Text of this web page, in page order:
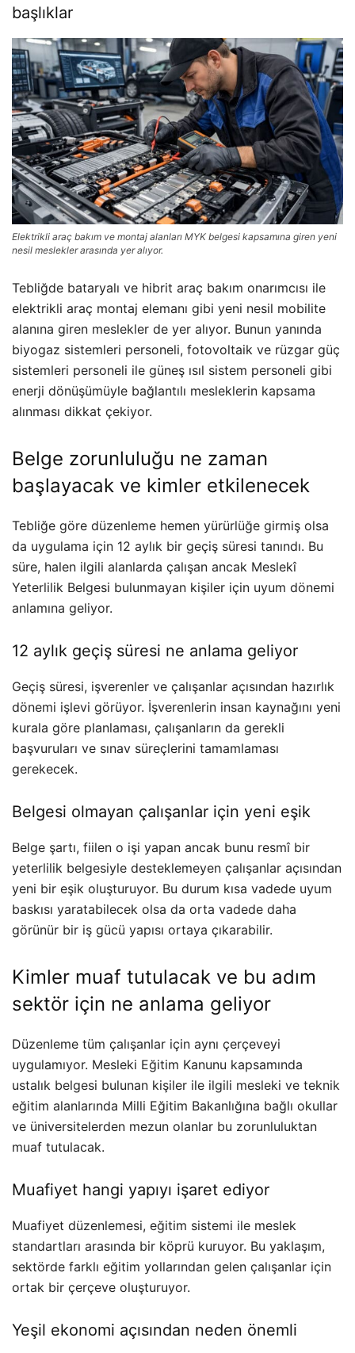
başlıklar
Elektrikli araç bakım ve montaj alanları MYK belgesi kapsamına giren yeni
nesil meslekler arasında yer alıyor.
Tebliğde bataryalı ve hibrit araç bakım onarımcısı ile
elektrikli araç montaj elemanı gibi yeni nesil mobilite
alanına giren meslekler de yer alıyor. Bunun yanında
biyogaz sistemleri personeli, fotovoltaik ve rüzgar güç
sistemleri personeli ile güneş ısıl sistem personeli gibi
enerji dönüşümüyle bağlantılı mesleklerin kapsama
alınması dikkat çekiyor.
Belge zorunluluğu ne zaman
başlayacak ve kimler etkilenecek
Tebliğe göre düzenleme hemen yürürlüğe girmiş olsa
da uygulama için 12 aylık bir geçiş süresi tanındı. Bu
süre, halen ilgili alanlarda çalışan ancak Meslekî
Yeterlilik Belgesi bulunmayan kişiler için uyum dönemi
anlamına geliyor.
12 aylık geçiş süresi ne anlama geliyor
Geçiş süresi, işverenler ve çalışanlar açısından hazırlık
dönemi işlevi görüyor. İşverenlerin insan kaynağını yeni
kurala göre planlaması, çalışanların da gerekli
başvuruları ve sınav süreçlerini tamamlaması
gerekecek.
Belgesi olmayan çalışanlar için yeni eşik
Belge şartı, fiilen o işi yapan ancak bunu resmî bir
yeterlilik belgesiyle desteklemeyen çalışanlar açısından
yeni bir eşik oluşturuyor. Bu durum kısa vadede uyum
baskısı yaratabilecek olsa da orta vadede daha
görünür bir iş gücü yapısı ortaya çıkarabilir.
Kimler muaf tutulacak ve bu adım
sektör için ne anlama geliyor
Düzenleme tüm çalışanlar için aynı çerçeveyi
uygulamıyor. Mesleki Eğitim Kanunu kapsamında
ustalık belgesi bulunan kişiler ile ilgili mesleki ve teknik
eğitim alanlarında Milli Eğitim Bakanlığına bağlı okullar
ve üniversitelerden mezun olanlar bu zorunluluktan
muaf tutulacak.
Muafiyet hangi yapıyı işaret ediyor
Muafiyet düzenlemesi, eğitim sistemi ile meslek
standartları arasında bir köprü kuruyor. Bu yaklaşım,
sektörde farklı eğitim yollarından gelen çalışanlar için
ortak bir çerçeve oluşturuyor.
Yeşil ekonomi açısından neden önemli